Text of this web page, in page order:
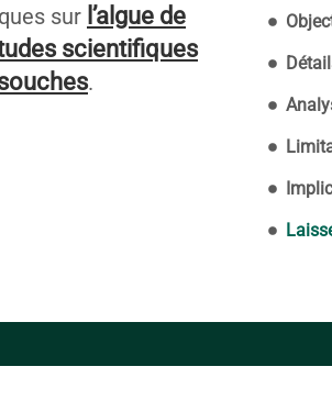
sur l’algue de
scientifiques
.